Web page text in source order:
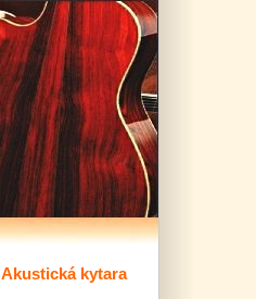
Akustická kytara